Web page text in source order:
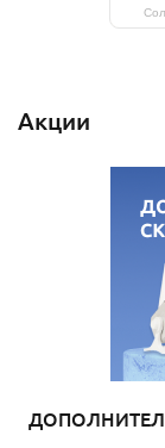
Акции